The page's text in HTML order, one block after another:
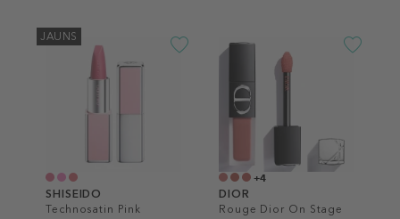
JAUNS
SHISEIDO
Technosatin Pink
+4
DIOR
Rouge Dior On Stage